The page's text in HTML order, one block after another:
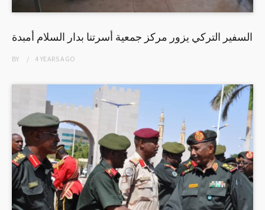
السفير التركي يزور مركز جمعية أسرتنا بدار السلام أمبدة
BY 4 YEARSAGO